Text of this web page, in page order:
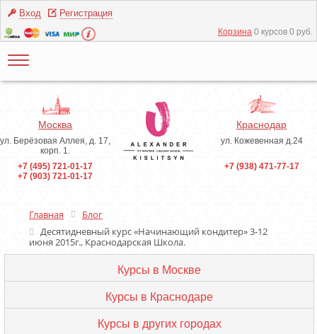
Вход Регистрация
Корзина 0 курсов 0 руб.
Москва
ул. Берёзовая Аллея, д. 17,
корп. 1.
+7 (495) 721-01-17
+7 (903) 721-01-17
Краснодар
ул. Кожевенная д.24
+7 (938) 471-77-17
Главная
Блог
Десятидневный курс «Начинающий кондитер» 3-12
июня 2015г., Краснодарская Школа.
Курсы в Москве
Курсы в Краснодаре
Курсы в других городах